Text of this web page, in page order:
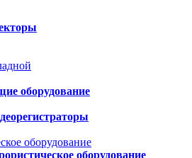
оборудование
оборудование
оборудование